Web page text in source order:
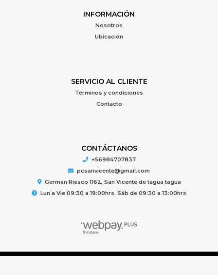
INFORMACIÓN
Nosotros
Ubicación
SERVICIO AL CLIENTE
Términos y condiciones
Contacto
CONTÁCTANOS
+56984707837
pcsanvicente@gmail.com
German Riesco 1162, San Vicente de tagua tagua
Lun a Vie 09:30 a 19:00hrs. Sáb de 09:30 a 13:00hrs